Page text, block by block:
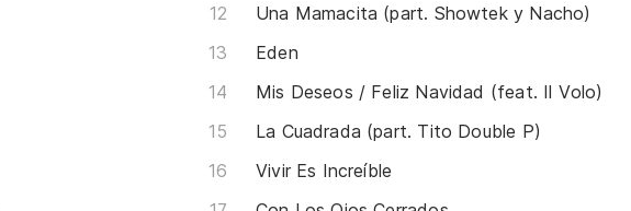
Una Mamacita (part. Showtek y Nacho)
Eden
Mis Deseos / Feliz Navidad (feat. Il Volo)
La Cuadrada (part. Tito Double P)
Vivir Es Increíble